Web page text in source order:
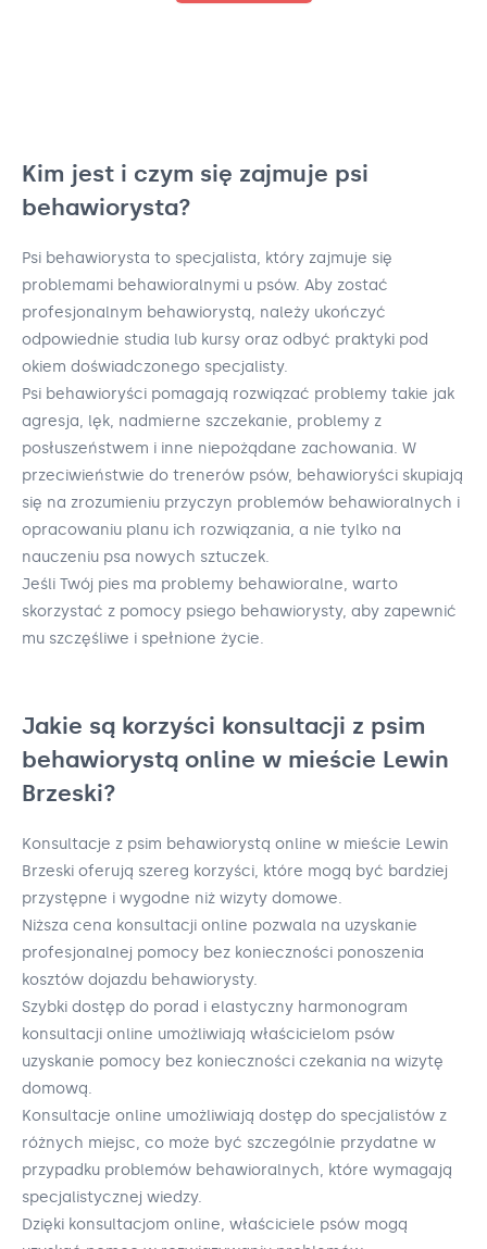
Kim jest i czym się zajmuje psi
behawiorysta?
Psi behawiorysta to specjalista, który zajmuje się
problemami behawioralnymi u psów. Aby zostać
profesjonalnym behawiorystą, należy ukończyć
odpowiednie studia lub kursy oraz odbyć praktyki pod
okiem doświadczonego specjalisty.
Psi behawioryści pomagają rozwiązać problemy takie jak
agresja, lęk, nadmierne szczekanie, problemy z
posłuszeństwem i inne niepożądane zachowania. W
przeciwieństwie do trenerów psów, behawioryści skupiają
się na zrozumieniu przyczyn problemów behawioralnych i
opracowaniu planu ich rozwiązania, a nie tylko na
nauczeniu psa nowych sztuczek.
Jeśli Twój pies ma problemy behawioralne, warto
skorzystać z pomocy psiego behawiorysty, aby zapewnić
mu szczęśliwe i spełnione życie.
Jakie są korzyści konsultacji z psim
behawiorystą online w mieście Lewin
Brzeski?
Konsultacje z psim behawiorystą online w mieście Lewin
Brzeski oferują szereg korzyści, które mogą być bardziej
przystępne i wygodne niż wizyty domowe.
Niższa cena konsultacji online pozwala na uzyskanie
profesjonalnej pomocy bez konieczności ponoszenia
kosztów dojazdu behawiorysty.
Szybki dostęp do porad i elastyczny harmonogram
konsultacji online umożliwiają właścicielom psów
uzyskanie pomocy bez konieczności czekania na wizytę
domową.
Konsultacje online umożliwiają dostęp do specjalistów z
różnych miejsc, co może być szczególnie przydatne w
przypadku problemów behawioralnych, które wymagają
specjalistycznej wiedzy.
Dzięki konsultacjom online, właściciele psów mogą